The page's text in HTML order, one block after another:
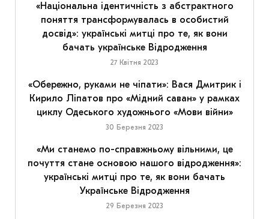
«Національна ідентичність з абстрактного
поняття трансформувалась в особистий
досвід»: українські митці про те, як вони
бачать українське Відродження
27 Квітня 2023
«Обережно, руками не чіпати»: Вася Дмитрик і
Кирило Ліпатов про «Мідний саван» у рамках
циклу Одеського художнього «Мови війни»
30 Березня 2023
«Ми станемо по-справжньому вільними, це
почуття стане основою нашого відродження»:
українські митці про те, як вони бачать
Українське Відродження
29 Березня 2023